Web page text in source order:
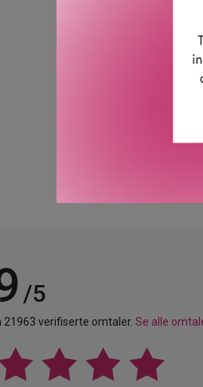
glassflaske. Ved å
Leverandørs
/5
21963 verifiserte omtaler. Se alle